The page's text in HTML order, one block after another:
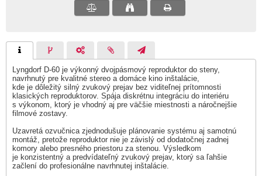
Lyngdorf D-60 je výkonný dvojpásmový reproduktor do steny,
navrhnutý pre kvalitné stereo a domáce kino inštalácie,
kde je dôležitý silný zvukový prejav bez viditeľnej prítomnosti
klasických reproduktorov. Spája diskrétnu integráciu do interiéru
s výkonom, ktorý je vhodný aj pre väčšie miestnosti a náročnejšie
filmové zostavy.
Uzavretá ozvučnica zjednodušuje plánovanie systému aj samotnú
montáž, pretože reproduktor nie je závislý od dodatočnej zadnej
komory alebo presného priestoru za stenou. Výsledkom
je konzistentný a predvídateľný zvukový prejav, ktorý sa ľahšie
začlení do profesionálne navrhnutej inštalácie.